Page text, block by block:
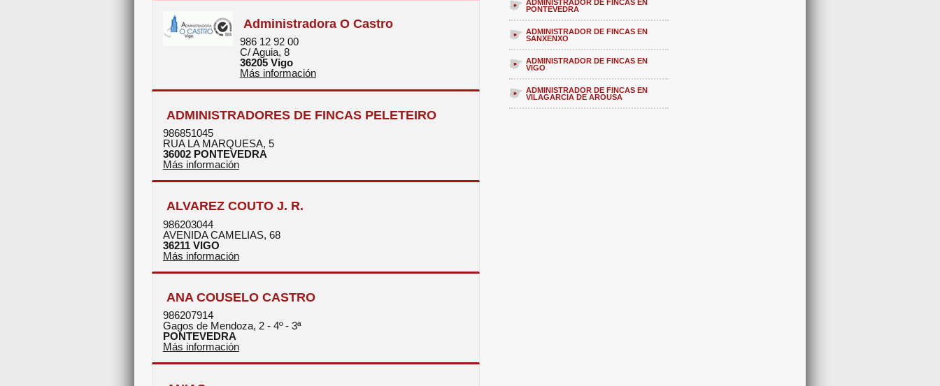
Administradora O Castro
986 12 92 00
C/ Aguia, 8
36205 Vigo
Más información
ADMINISTRADORES DE FINCAS PELETEIRO
986851045
RUA LA MARQUESA, 5
36002 PONTEVEDRA
Más información
ALVAREZ COUTO J. R.
986203044
AVENIDA CAMELIAS, 68
36211 VIGO
Más información
ANA COUSELO CASTRO
986207914
Gagos de Mendoza, 2 - 4º - 3ª
PONTEVEDRA
Más información
ADMINISTRADOR DE FINCAS EN
PONTEVEDRA
ADMINISTRADOR DE FINCAS EN
SANXENXO
ADMINISTRADOR DE FINCAS EN
VIGO
ADMINISTRADOR DE FINCAS EN
VILAGARCIA DE AROUSA